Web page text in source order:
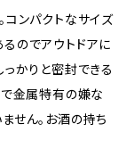
コンパクトなサイズ
のでアウトドアに
かりと密封できる
で金属特有の嫌な
せん。お酒の持ち